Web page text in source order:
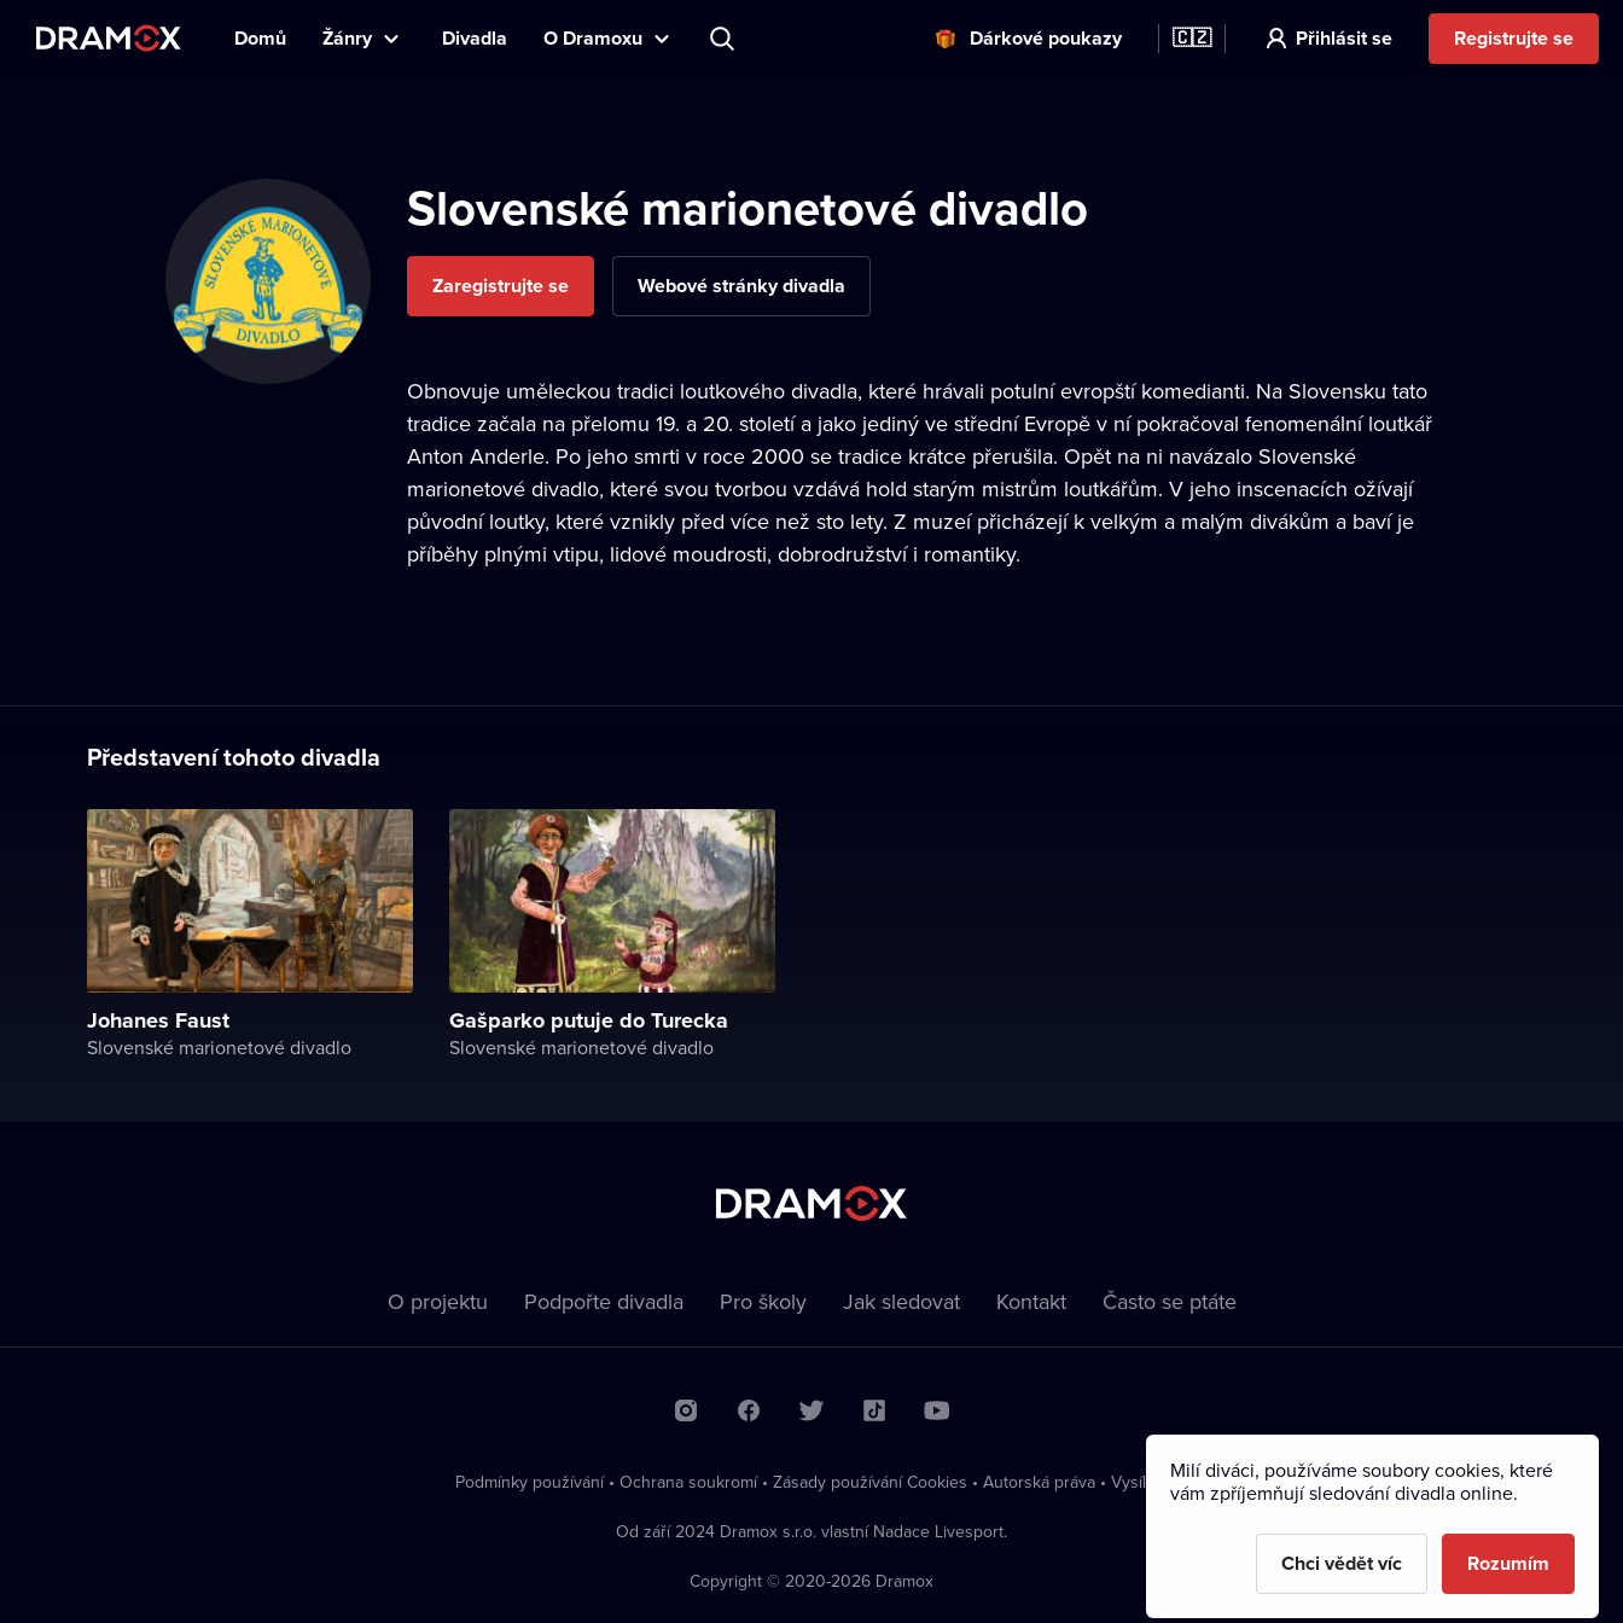
Domů Žánry Divadla O Dramoxu Dárkové poukazy 🇨🇿 Přihlásit se Registrujte se
Slovenské marionetové divadlo
Zaregistrujte se Webové stránky divadla
Obnovuje uměleckou tradici loutkového divadla, které hrávali potulní evropští komedianti. Na Slovensku tato
tradice začala na přelomu 19. a 20. století a jako jediný ve střední Evropě v ní pokračoval fenomenální loutkář
Anton Anderle. Po jeho smrti v roce 2000 se tradice krátce přerušila. Opět na ni navázalo Slovenské
marionetové divadlo, které svou tvorbou vzdává hold starým mistrům loutkářům. V jeho inscenacích ožívají
původní loutky, které vznikly před více než sto lety. Z muzeí přicházejí k velkým a malým divákům a baví je
příběhy plnými vtipu, lidové moudrosti, dobrodružství i romantiky.
Představení tohoto divadla
Johanes Faust
Slovenské marionetové divadlo
Gašparko putuje do Turecka
Slovenské marionetové divadlo
O projektu Podpořte divadla Pro školy Jak sledovat Kontakt Často se ptáte
Podmínky používání • Ochrana soukromí • Zásady používání Cookies • Autorská práva • Vysílání
Od září 2024 Dramox s.r.o. vlastní Nadace Livesport.
Copyright © 2020-2026 Dramox
Milí diváci, používáme soubory cookies, které
vám zpříjemňují sledování divadla online.
Chci vědět víc Rozumím